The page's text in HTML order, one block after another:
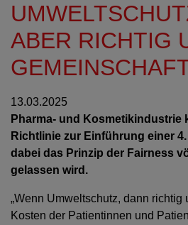
ABER RICHTIG
13.03.2025
Pharma- und Kosmetikindustrie
Richtlinie zur Einführung einer
dabei das Prinzip der Fairness
gelassen wird.
„Wenn Umweltschutz, dann richtig
Kosten der Patientinnen und